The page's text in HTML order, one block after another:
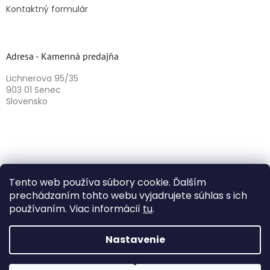
Tento web používa súbory cookie. Ďalším
prechádzaním tohto webu vyjadrujete súhlas s ich
používaním. Viac informácií tu.
Nastavenie
Kontaktný formulár
Adresa - Kamenná predajňa
Lichnerova 95/35
903 01 Senec
Slovensko